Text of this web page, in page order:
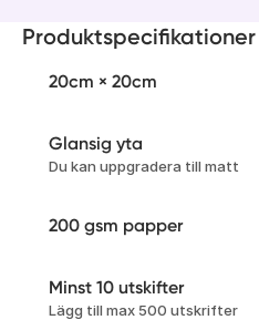
Produktspecifikationer
20cm × 20cm
Glansig yta
Du kan uppgradera till matt
200 gsm papper
Minst 10 utskifter
Lägg till max 500 utskrifter